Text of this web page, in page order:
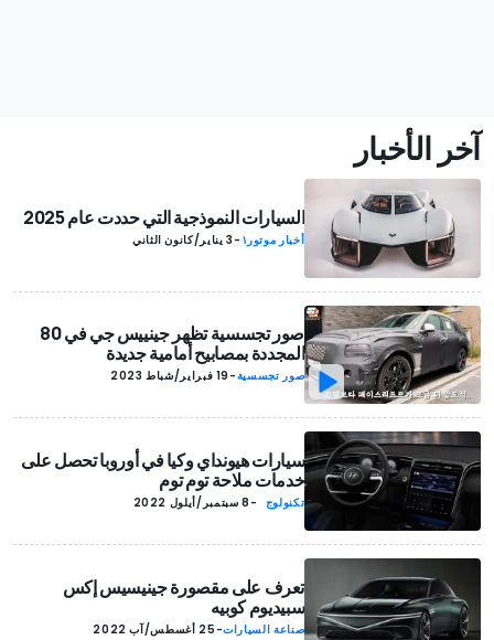
آخر الأخبار
السيارات النموذجية التي حددت عام 2025
أخبار موتور١ - 3 يناير/كانون الثاني
صور تجسسية تظهر جينييس جي في 80
المجددة بمصابيح أمامية جديدة
صور تجسسية- 19 فبراير/شباط 2023
سيارات هيونداي وكيا في أوروبا تحصل على
خدمات ملاحة توم توم
تكنولوج - 8 سبتمبر/أيلول 2022
تعرف على مقصورة جينيسيس إكس
سبيديوم كوبيه
صناعة السيارات- 25 أغسطس/آب 2022